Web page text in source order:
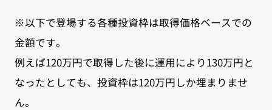
※以下で登場する各種投資枠は取得価格ベースでの
金額です。
例えば120万円で取得した後に運用により130万円と
なったとしても、投資枠は120万円しか埋まりませ
ん。